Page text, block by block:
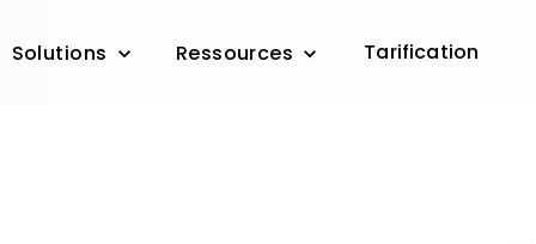
Solutions Ressources Tarification